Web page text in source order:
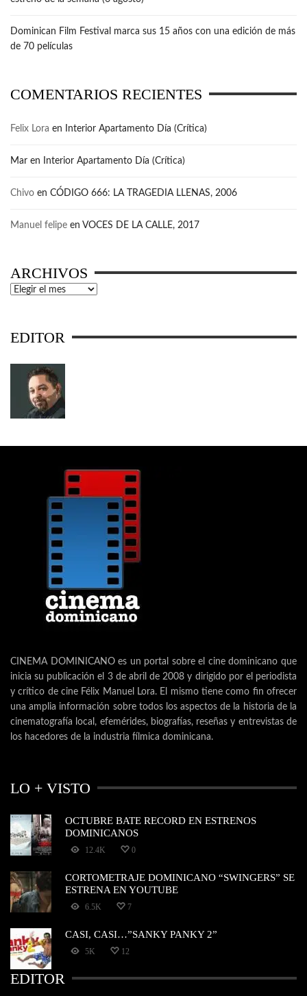
Dominican Film Festival marca sus 15 años con una edición de más
de 70 películas
COMENTARIOS RECIENTES
Felix Lora en Interior Apartamento Día (Crítica)
Mar en Interior Apartamento Día (Crítica)
Chivo en CÓDIGO 666: LA TRAGEDIA LLENAS, 2006
Manuel felipe en VOCES DE LA CALLE, 2017
ARCHIVOS
Archivos
EDITOR
CINEMA DOMINICANO es un portal sobre el cine dominicano que
inicia su publicación el 3 de abril de 2008 y dirigido por el periodista
y crítico de cine Félix Manuel Lora. El mismo tiene como fin ofrecer
una amplia información sobre todos los aspectos de la historia de la
cinematografía local, efemérides, biografías, reseñas y entrevistas de
los hacedores de la industria fílmica dominicana.
LO + VISTO
OCTUBRE BATE RECORD EN ESTRENOS
DOMINICANOS
12.4K 0
CORTOMETRAJE DOMINICANO “SWINGERS” SE
ESTRENA EN YOUTUBE
6.5K 7
CASI, CASI…”SANKY PANKY 2”
5K 12
EDITOR